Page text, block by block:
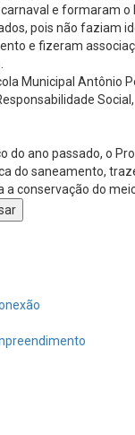
e formaram o
pois não faziam
e fizeram
Municipal
do ano passado, o
do saneamento,
conservação do